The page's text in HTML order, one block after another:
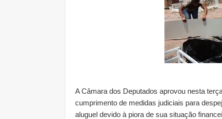
A Câmara dos Deputados aprovou nesta
cumprimento de medidas judiciais para
aluguel devido à piora de sua situação